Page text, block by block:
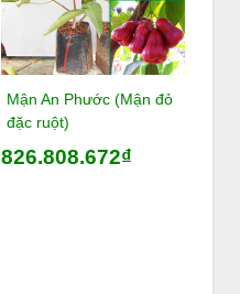
Mận An Phước (Mận đỏ
đặc ruột)
826.808.672₫